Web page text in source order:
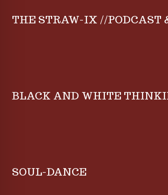
THE STRAW-IX //PODCAST
BLACK AND WHITE
SOUL-DANCE